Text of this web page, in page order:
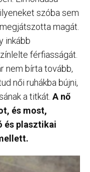
szóba sem
magát.
inkább
férfiasságát.
nem bírta tovább,
női ruhákba bújni,
a titkát. A nő
és most,
és plasztikai